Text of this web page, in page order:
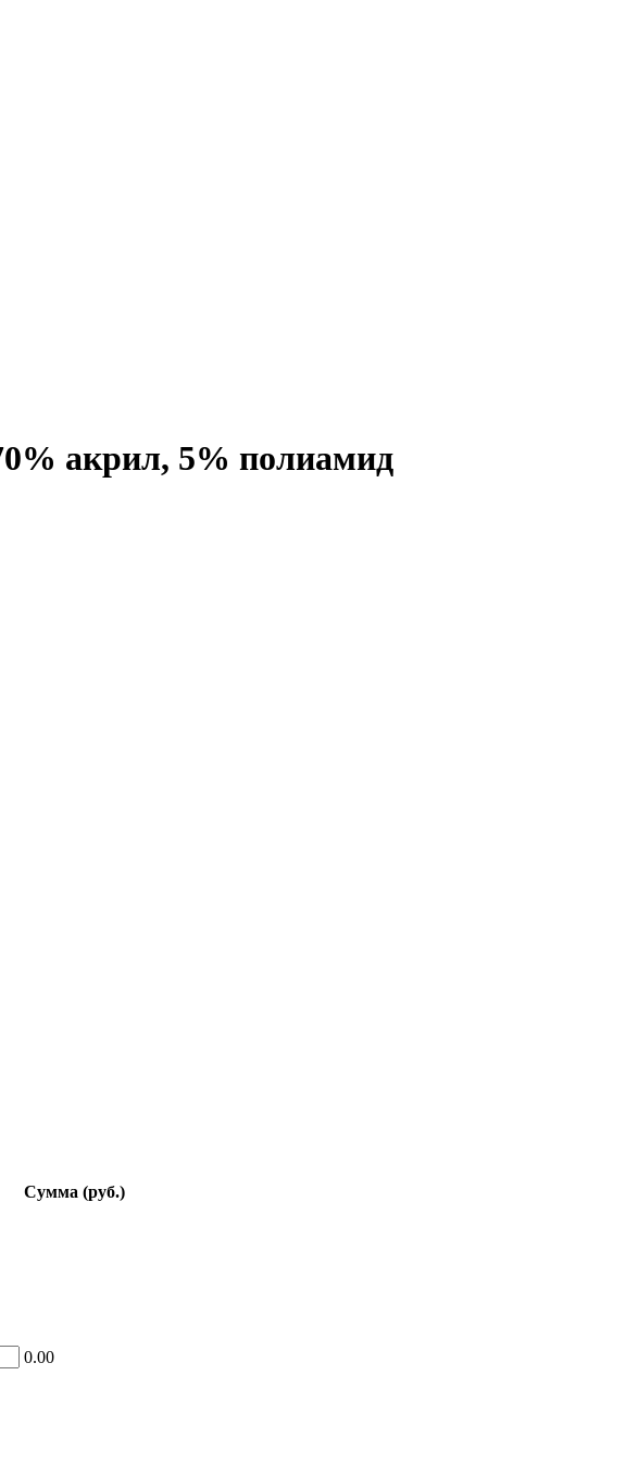
акрил, 5% полиамид
Сумма (руб.)
0.00